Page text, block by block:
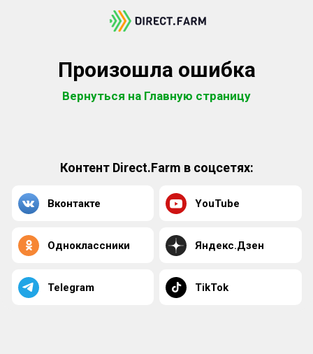
Произошла ошибка
Вернуться на Главную страницу
Контент Direct.Farm в соцсетях:
Вконтакте YouTube
Одноклассники Яндекс.Дзен
Telegram TikTok